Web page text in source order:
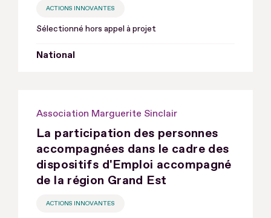
ACTIONS INNOVANTES
Sélectionné hors appel à projet
National
Association Marguerite Sinclair
La participation des personnes
accompagnées dans le cadre des
dispositifs d'Emploi accompagné
de la région Grand Est
ACTIONS INNOVANTES